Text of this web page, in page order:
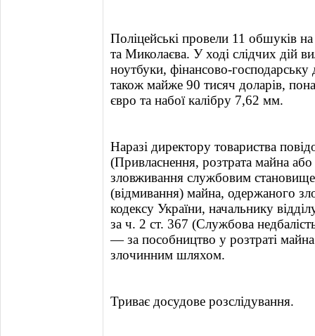
Поліцейські провели 11 обшуків на
та Миколаєва. У ході слідчих дій
ноутбуки, фінансово-
також майже 90 тисяч доларів,
євро та набої калібру 7,62 мм.
Наразі директору товариства
(Привласнення, розтрата майна
зловживання службовим
(відмивання) майна, одержаного
кодексу України, начальнику
за ч. 2 ст. 367 (Службова
— за пособництво у розтраті майна
злочинним шляхом.
Триває досудове розслідування.